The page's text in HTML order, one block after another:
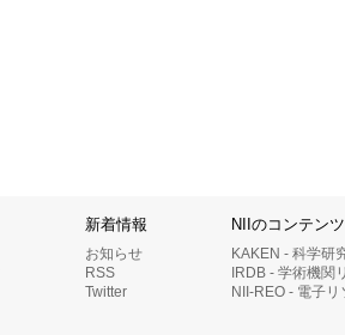
新着情報
お知らせ
RSS
Twitter
NIIのコンテン
KAKEN - 科学研
IRDB - 学術機関
NII-REO - 電子